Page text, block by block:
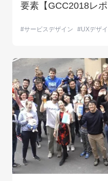
要素【GCC2018レポ
サービスデザイン UXデザ